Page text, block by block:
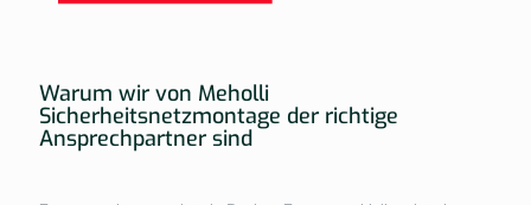
Warum wir von Meholli
Sicherheitsnetzmontage der richtige
Ansprechpartner sind